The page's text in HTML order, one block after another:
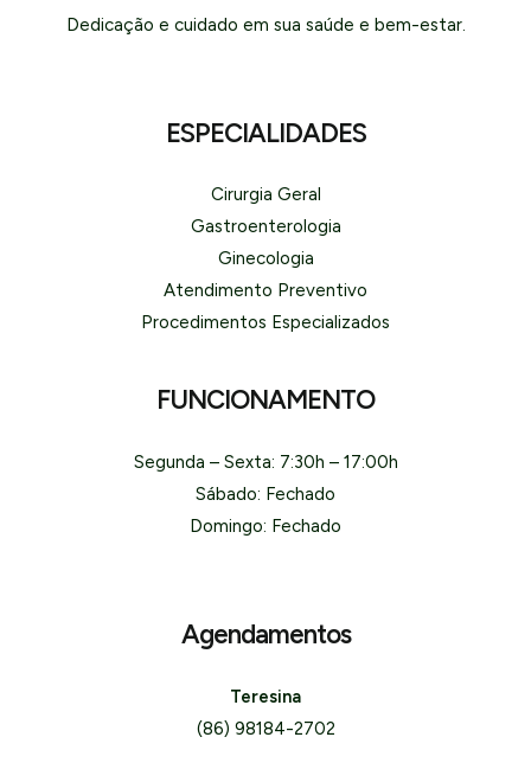
Dedicação e cuidado em sua saúde e bem-estar.
ESPECIALIDADES
Cirurgia Geral
Gastroenterologia
Ginecologia
Atendimento Preventivo
Procedimentos Especializados
FUNCIONAMENTO
Segunda – Sexta: 7:30h – 17:00h
Sábado: Fechado
Domingo: Fechado
Agendamentos
Teresina
(86) 98184-2702